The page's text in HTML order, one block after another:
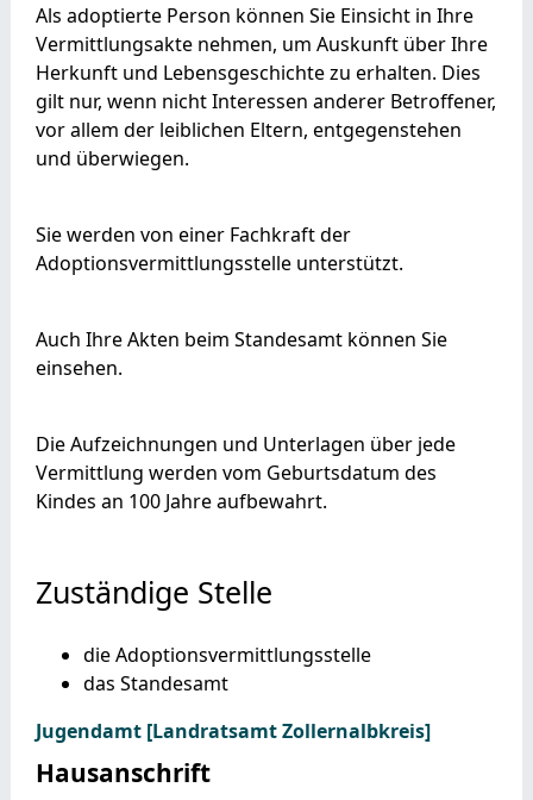
Als adoptierte Person können Sie Einsicht in Ihre
Vermittlungsakte nehmen, um Auskunft über Ihre
Herkunft und Lebensgeschichte zu erhalten. Dies
gilt nur, wenn nicht Interessen anderer Betroffener,
vor allem der leiblichen Eltern, entgegenstehen
und überwiegen.
Sie werden von einer Fachkraft der
Adoptionsvermittlungsstelle unterstützt.
Auch Ihre Akten beim Standesamt können Sie
einsehen.
Die Aufzeichnungen und Unterlagen über jede
Vermittlung werden vom Geburtsdatum des
Kindes an 100 Jahre aufbewahrt.
Zuständige Stelle
die Adoptionsvermittlungsstelle
das Standesamt
Jugendamt [Landratsamt Zollernalbkreis]
Hausanschrift